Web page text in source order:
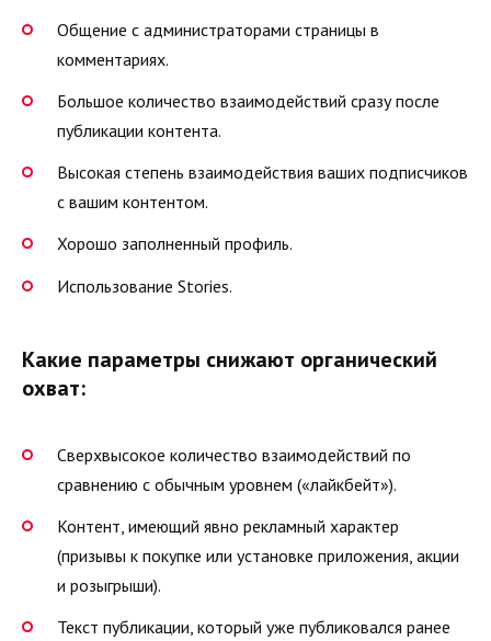
Общение с администраторами страницы в
комментариях.
Большое количество взаимодействий сразу после
публикации контента.
Высокая степень взаимодействия ваших подписчиков
с вашим контентом.
Хорошо заполненный профиль.
Использование Stories.
Какие параметры снижают органический
охват:
Сверхвысокое количество взаимодействий по
сравнению с обычным уровнем («лайкбейт»).
Контент, имеющий явно рекламный характер
(призывы к покупке или установке приложения, акции
и розыгрыши).
Текст публикации, который уже публиковался ранее